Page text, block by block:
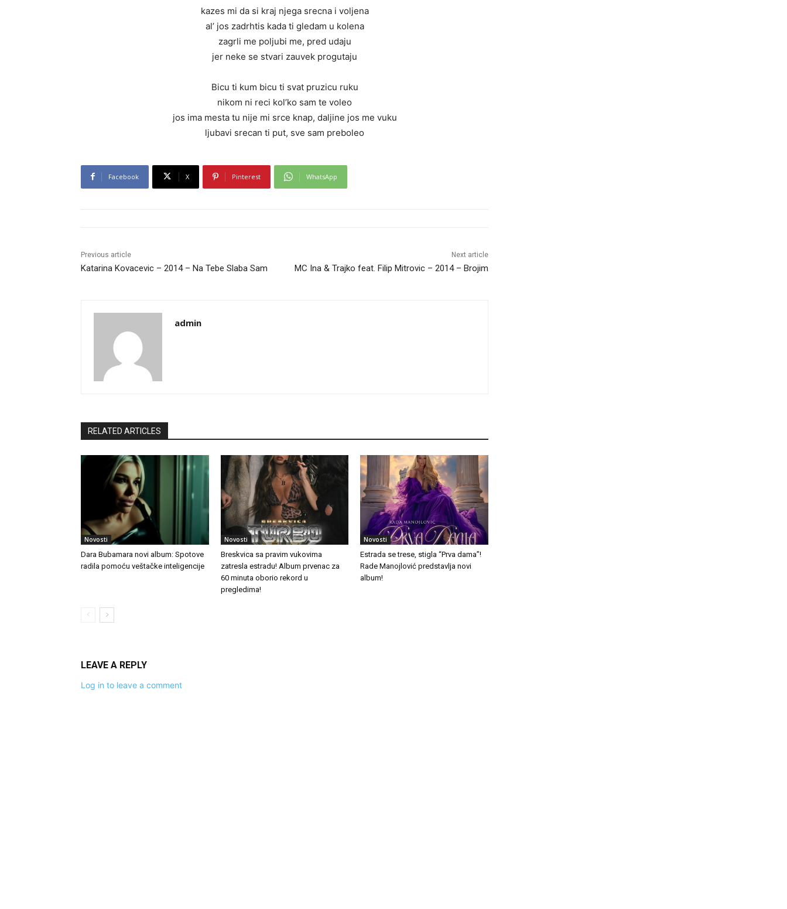
kazes mi da si kraj njega srecna i voljena
al’ jos zadrhtis kada ti gledam u kolena
zagrli me poljubi me, pred udaju
jer neke se stvari zauvek progutaju
Bicu ti kum bicu ti svat pruzicu ruku
nikom ni reci kol’ko sam te voleo
jos ima mesta tu nije mi srce knap, daljine jos me vuku
ljubavi srecan ti put, sve sam preboleo
Facebook X Pinterest WhatsApp
Previous article
Katarina Kovacevic – 2014 – Na Tebe Slaba Sam
Next article
MC Ina & Trajko feat. Filip Mitrovic – 2014 – Brojim
admin
RELATED ARTICLES
Novosti
Dara Bubamara novi album: Spotove
radila pomoću veštačke inteligencije
Novosti
Breskvica sa pravim vukovima
zatresla estradu! Album prvenac za
60 minuta oborio rekord u
pregledima!
Novosti
Estrada se trese, stigla “Prva dama”!
Rade Manojlović predstavlja novi
album!
LEAVE A REPLY
Log in to leave a comment